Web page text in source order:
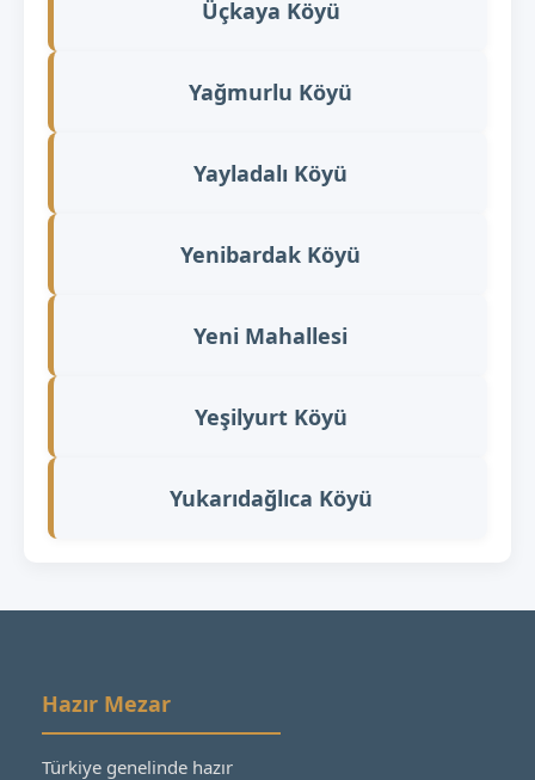
Üçkaya Köyü
Yağmurlu Köyü
Yayladalı Köyü
Yenibardak Köyü
Yeni Mahallesi
Yeşilyurt Köyü
Yukarıdağlıca Köyü
Hazır Mezar
Türkiye genelinde hazır